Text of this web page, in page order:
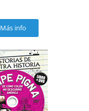
Más info